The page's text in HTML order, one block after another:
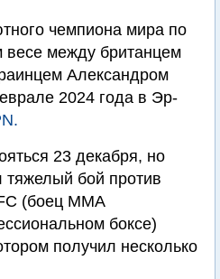
чемпиона мира по
весе между британцем
Александром
2024 года в Эр-
23 декабря, но
бой против
(боец ММА
боксе)
получил несколько